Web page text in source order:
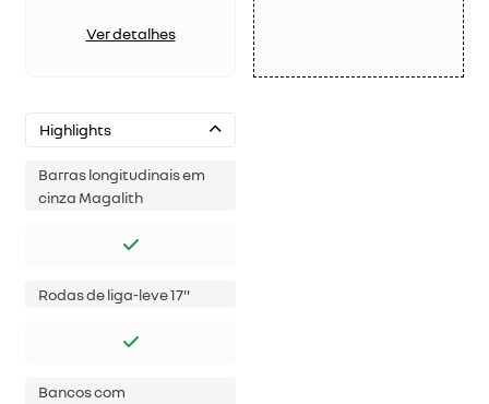
Ver detalhes
Highlights
Barras longitudinais em
cinza Magalith
Rodas de liga-leve 17"
Bancos com